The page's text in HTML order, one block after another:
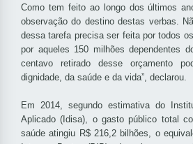
Como tem feito ao longo dos últimos
observação do destino destas verbas.
dessa tarefa precisa ser feita por todos
por aqueles 150 milhões dependentes
centavo retirado desse orçamento
dignidade, da saúde e da vida”, declarou.
Em 2014, segundo estimativa do
Aplicado (Idisa), o gasto público total
saúde atingiu R$ 216,2 bilhões, o